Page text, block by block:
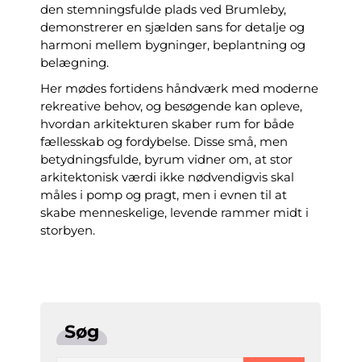
den stemningsfulde plads ved Brumleby,
demonstrerer en sjælden sans for detalje og
harmoni mellem bygninger, beplantning og
belægning.
Her mødes fortidens håndværk med moderne
rekreative behov, og besøgende kan opleve,
hvordan arkitekturen skaber rum for både
fællesskab og fordybelse. Disse små, men
betydningsfulde, byrum vidner om, at stor
arkitektonisk værdi ikke nødvendigvis skal
måles i pomp og pragt, men i evnen til at
skabe menneskelige, levende rammer midt i
storbyen.
Søg